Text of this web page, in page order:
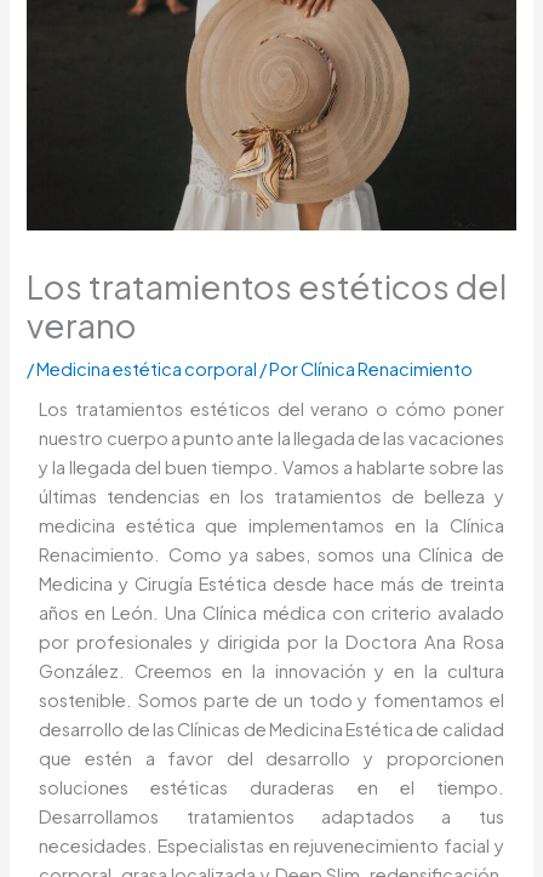
Los tratamientos estéticos del
verano
/Medicina estética corporal / PorClínica Renacimiento
Los tratamientos estéticos del verano o cómo poner
nuestro cuerpo a punto ante la llegada de las vacaciones
y la llegada del buen tiempo. Vamos a hablarte sobre las
últimas tendencias en los tratamientos de belleza y
medicina estética que implementamos en la Clínica
Renacimiento. Como ya sabes, somos una Clínica de
Medicina y Cirugía Estética desde hace más de treinta
años en León. Una Clínica médica con criterio avalado
por profesionales y dirigida por la Doctora Ana Rosa
González. Creemos en la innovación y en la cultura
sostenible. Somos parte de un todo y fomentamos el
desarrollo de las Clínicas de Medicina Estética de calidad
que estén a favor del desarrollo y proporcionen
soluciones estéticas duraderas en el tiempo.
Desarrollamos tratamientos adaptados a tus
necesidades. Especialistas en rejuvenecimiento facial y